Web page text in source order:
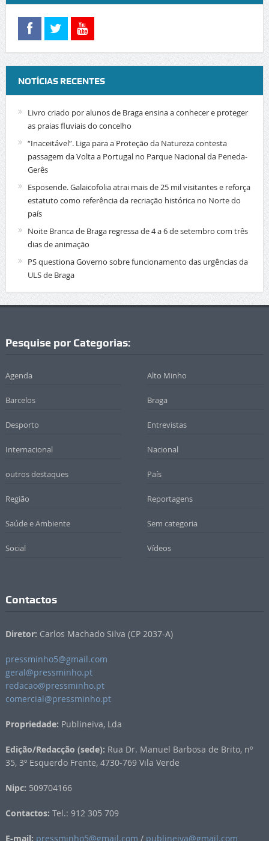
NOTÍCIAS RECENTES
Livro criado por alunos de Braga ensina a conhecer e proteger
as praias fluviais do concelho
“Inaceitável”. Liga para a Proteção da Natureza contesta
passagem da Volta a Portugal no Parque Nacional da Peneda-
Gerês
Esposende. Galaicofolia atrai mais de 25 mil visitantes e reforça
estatuto como referência da recriação histórica no Norte do
país
Noite Branca de Braga regressa de 4 a 6 de setembro com três
dias de animação
PS questiona Governo sobre funcionamento das urgências da
ULS de Braga
Pesquise por Categorias:
Agenda Alto Minho
Barcelos Braga
Desporto Entrevistas
Internacional Nacional
outros destaques País
Região Reportagens
Saúde e Ambiente Sem categoria
Social Vídeos
Contactos
Diretor: Carlos Machado Silva (CP 2037-A)
pressminho5@gmail.com
geral@pressminho.pt
redacao@pressminho.pt
comercial@pressminho.pt
Propriedade: Publineiva, Lda
Edição/Redacção (sede): Rua Dr. Manuel Barbosa de Brito, nº
35, 3º Esquerdo Frente, 4730-769 Vila Verde
Nipc: 509704166
Contactos: Tel.: 912 305 709
E-mail: pressminho5@gmail.com / publineiva@gmail.com